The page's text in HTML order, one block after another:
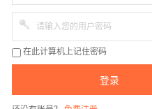
在此计算机上记住密码
登录